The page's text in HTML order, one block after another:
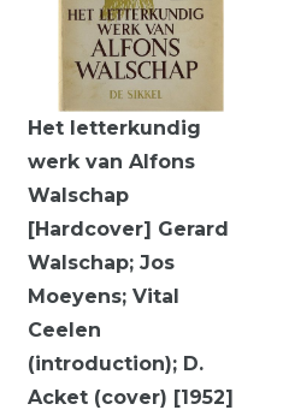
Het letterkundig
werk van Alfons
Walschap
[Hardcover] Gerard
Walschap; Jos
Moeyens; Vital
Ceelen
(introduction); D.
Acket (cover) [1952]